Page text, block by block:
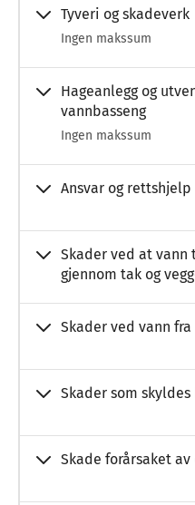
Tyveri og skadeverk
Ingen makssum
Hageanlegg og
vannbasseng
Ingen makssum
Ansvar og rettshjelp
Skader ved at vann
gjennom tak og
Skader ved vann
Skader som
Skade forårsaket av